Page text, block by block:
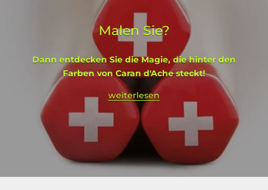
Malen Sie?
Dann entdecken Sie die Magie, die hinter den
Farben von Caran d'Ache steckt!
weiterlesen